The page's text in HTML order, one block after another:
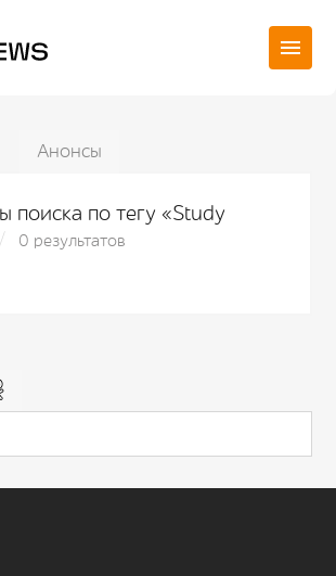
Анонсы
поиска по тегу «Study
0 результатов